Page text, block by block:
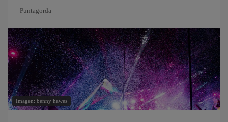
Puntagorda
Imagen: benny hawes